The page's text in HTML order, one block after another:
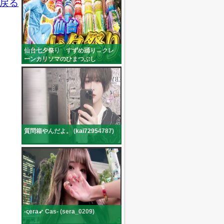
る
仙台七夕祭り すずめ踊り→クレ
ーンカリソマのひまつぶし
(niko_yumepirika)
質問箱やんだよ。 (kai72954787)
‐ςera➹ Cas- (sera_0209)